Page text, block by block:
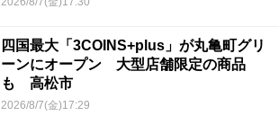
四国最大「3COINS+plus」が丸亀町グリ
ーンにオープン 大型店舗限定の商品
も 高松市
2026/8/7(金)17:29